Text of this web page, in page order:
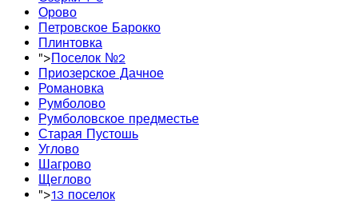
Орово
Петровское Барокко
Плинтовка
">Поселок №2
Приозерское Дачное
Романовка
Румболово
Румболовское предместье
Старая Пустошь
Углово
Шагрово
Щеглово
">13 поселок